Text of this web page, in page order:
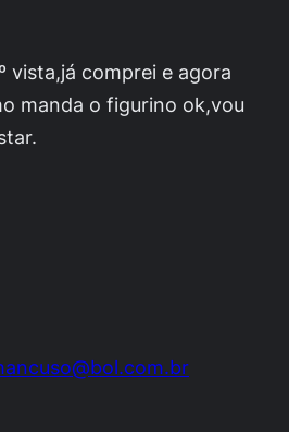
vista,já comprei e agora
manda o figurino ok,vou